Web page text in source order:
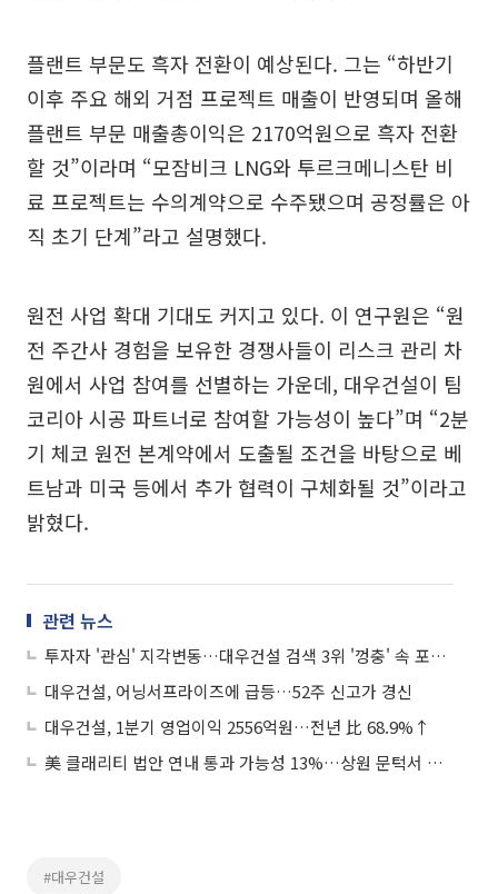
플랜트 부문도 흑자 전환이 예상된다. 그는 “하반기
이후 주요 해외 거점 프로젝트 매출이 반영되며 올해
플랜트 부문 매출총이익은 2170억원으로 흑자 전환
할 것”이라며 “모잠비크 LNG와 투르크메니스탄 비
료 프로젝트는 수의계약으로 수주됐으며 공정률은 아
직 초기 단계”라고 설명했다.
원전 사업 확대 기대도 커지고 있다. 이 연구원은 “원
전 주간사 경험을 보유한 경쟁사들이 리스크 관리 차
원에서 사업 참여를 선별하는 가운데, 대우건설이 팀
코리아 시공 파트너로 참여할 가능성이 높다”며 “2분
기 체코 원전 본계약에서 도출될 조건을 바탕으로 베
트남과 미국 등에서 추가 협력이 구체화될 것”이라고
밝혔다.
관련 뉴스
투자자 '관심' 지각변동…대우건설 검색 3위 '껑충' 속 포스코·에코프로 신규 진입
대우건설, 어닝서프라이즈에 급등…52주 신고가 경신
대우건설, 1분기 영업이익 2556억원…전년 比 68.9%↑
美 클래리티 법안 연내 통과 가능성 13%…상원 문턱서 제동
#대우건설